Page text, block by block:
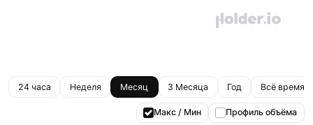
24 часа Неделя Месяц 3 Месяца Год Всё время
Макс / Мин Профиль объёма